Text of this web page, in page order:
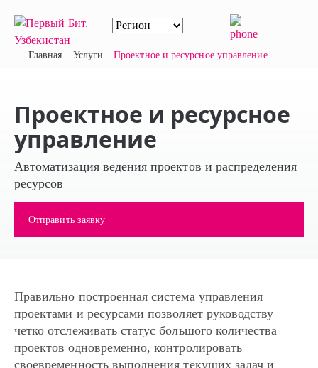
Главная Услуги Проектное и ресурсное управление
Проектное и ресурсное
управление
Автоматизация ведения проектов и распределения
ресурсов
Отправить заявку
Правильно построенная система управления
проектами и ресурсами позволяет руководству
четко отслеживать статус большого количества
проектов одновременно, контролировать
своевременность выполнения текущих задач и